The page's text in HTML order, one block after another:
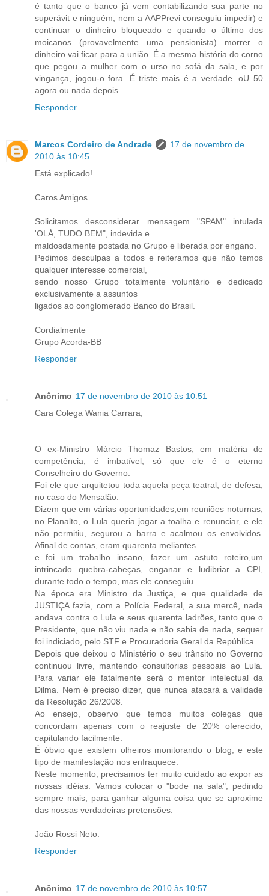
é tanto que o banco já vem contabilizando sua parte no
superávit e ninguém, nem a AAPPrevi conseguiu impedir) e
continuar o dinheiro bloqueado e quando o último dos
moicanos (provavelmente uma pensionista) morrer o
dinheiro vai ficar para a união. É a mesma história do corno
que pegou a mulher com o urso no sofá da sala, e por
vingança, jogou-o fora. É triste mais é a verdade. oU 50
agora ou nada depois.
Responder
Marcos Cordeiro de Andrade
17 de novembro de
2010 às 10:45
Está explicado!
Caros Amigos
Solicitamos desconsiderar mensagem "SPAM" intulada
'OLÁ, TUDO BEM", indevida e
maldosdamente postada no Grupo e liberada por engano.
Pedimos desculpas a todos e reiteramos que não temos
qualquer interesse comercial,
sendo nosso Grupo totalmente voluntário e dedicado
exclusivamente a assuntos
ligados ao conglomerado Banco do Brasil.
Cordialmente
Grupo Acorda-BB
Responder
Anônimo 17 de novembro de 2010 às 10:51
Cara Colega Wania Carrara,
O ex-Ministro Márcio Thomaz Bastos, em matéria de
competência, é imbatível, só que ele é o eterno
Conselheiro do Governo.
Foi ele que arquitetou toda aquela peça teatral, de defesa,
no caso do Mensalão.
Dizem que em várias oportunidades,em reuniões noturnas,
no Planalto, o Lula queria jogar a toalha e renunciar, e ele
não permitiu, segurou a barra e acalmou os envolvidos.
Afinal de contas, eram quarenta meliantes
e foi um trabalho insano, fazer um astuto roteiro,um
intrincado quebra-cabeças, enganar e ludibriar a CPI,
durante todo o tempo, mas ele conseguiu.
Na época era Ministro da Justiça, e que qualidade de
JUSTIÇA fazia, com a Polícia Federal, a sua mercê, nada
andava contra o Lula e seus quarenta ladrões, tanto que o
Presidente, que não viu nada e não sabia de nada, sequer
foi indiciado, pelo STF e Procuradoria Geral da República.
Depois que deixou o Ministério o seu trânsito no Governo
continuou livre, mantendo consultorias pessoais ao Lula.
Para variar ele fatalmente será o mentor intelectual da
Dilma. Nem é preciso dizer, que nunca atacará a validade
da Resolução 26/2008.
Ao ensejo, observo que temos muitos colegas que
concordam apenas com o reajuste de 20% oferecido,
capitulando facilmente.
É óbvio que existem olheiros monitorando o blog, e este
tipo de manifestação nos enfraquece.
Neste momento, precisamos ter muito cuidado ao expor as
nossas idéias. Vamos colocar o "bode na sala", pedindo
sempre mais, para ganhar alguma coisa que se aproxime
das nossas verdadeiras pretensões.
João Rossi Neto.
Responder
Anônimo 17 de novembro de 2010 às 10:57